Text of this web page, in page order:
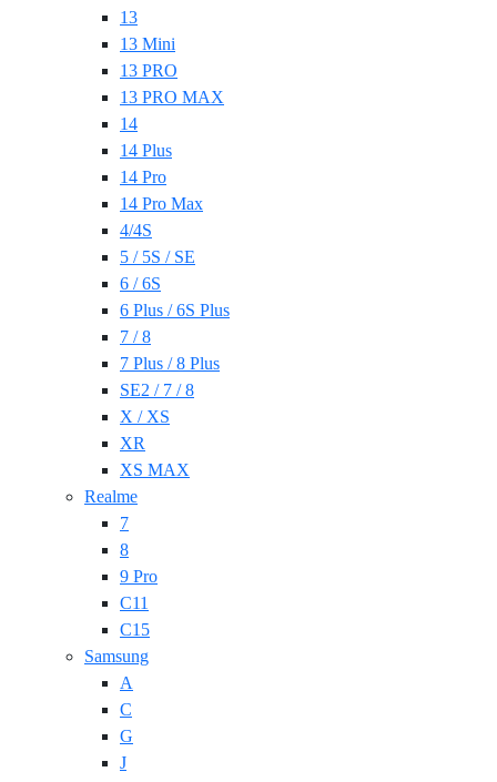
13
13 Mini
13 PRO
13 PRO MAX
14
14 Plus
14 Pro
14 Pro Max
4/4S
5 / 5S / SE
6 / 6S
6 Plus / 6S Plus
7 / 8
7 Plus / 8 Plus
SE2 / 7 / 8
X / XS
XR
XS MAX
Realme
7
8
9 Pro
C11
C15
Samsung
A
C
G
J